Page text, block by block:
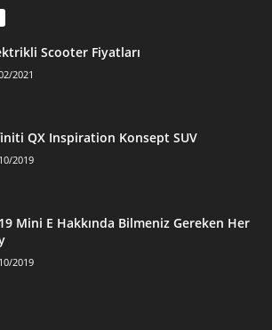
Scooter Fiyatları
2021
QX Inspiration Konsept SUV
2019
Mini E Hakkında Bilmeniz Gereken Her
2019